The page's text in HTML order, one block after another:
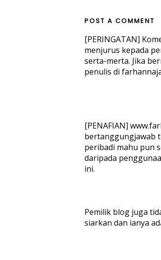
POST A COMMENT
[PERINGATAN]
menjurus kepada
serta-merta. Jika
penulis di
[PENAFIAN]
bertanggungjawab
peribadi mahu pun
daripada
ini.
Pemilik blog juga
siarkan dan ianya